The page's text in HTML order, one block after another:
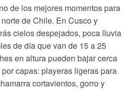
de los mejores momentos para
de Chile. En Cusco y
cielos despejados, poca lluvia
de día que van de 15 a 25
en altura pueden bajar cerca
capas: playeras ligeras para
cortavientos, gorro y